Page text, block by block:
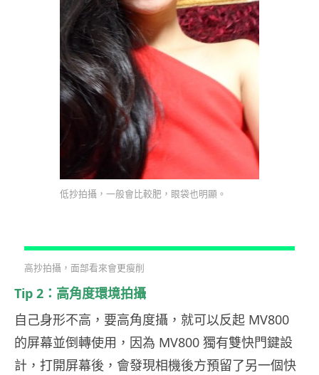
低抄拍攝，一般會比較肥，眼袋也明顯。
高抄拍攝，面部看來會更瘦削
Tip 2：高角度環境拍攝
自己身形不高，要高角度攝，就可以反起 MV800
的屏幕並倒轉使用，因為 MV800 獨有雙快門鍵設
計，打開屏幕後，會發現相機後方預留了另一個快